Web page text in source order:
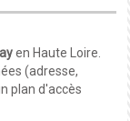
en Haute Loire.
(adresse,
plan d'accès